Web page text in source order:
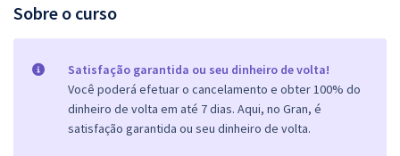
Sobre o curso
Satisfação garantida ou seu dinheiro de volta!
Você poderá efetuar o cancelamento e obter 100% do
dinheiro de volta em até 7 dias. Aqui, no Gran, é
satisfação garantida ou seu dinheiro de volta.